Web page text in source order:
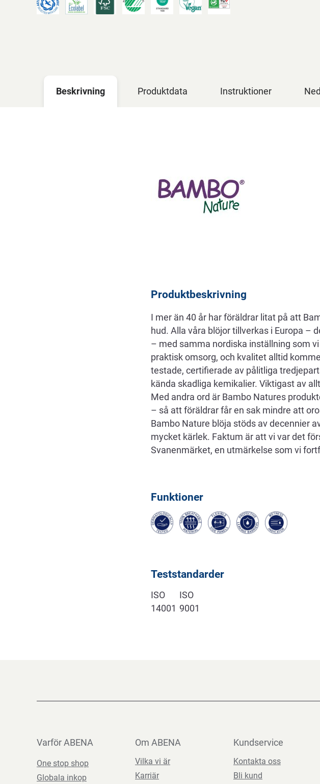
Beskrivning Produktdata Instruktioner
Produktbeskrivning
I mer än 40 år har föräldrar litat på att
hud. Alla våra blöjor tillverkas i Europa –
– med samma nordiska inställning som
praktisk omsorg, och kvalitet alltid
testade, certifierade av pålitliga
kända skadliga kemikalier. Viktigast av
Med andra ord är Bambo Natures
– så att föräldrar får en sak mindre att
Bambo Nature blöja stöds av decennier
mycket kärlek. Faktum är att vi var det
Svanenmärket, en utmärkelse som vi
Funktioner
Teststandarder
ISO
14001
ISO
9001
Varför ABENA
One stop shop
Globala inkop
Om ABENA
Vilka vi är
Karriär
Kundservice
Kontakta oss
Bli kund